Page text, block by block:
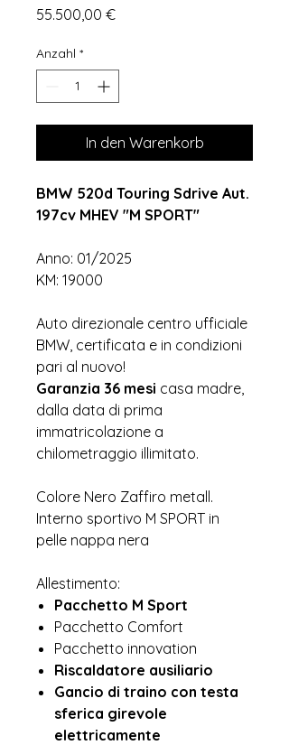
55.500,00 €Preis
Anzahl *
In den Warenkorb
BMW 520d Touring Sdrive Aut.
197cv MHEV "M SPORT"
Anno: 01/2025
KM: 19000
Auto direzionale centro ufficiale
BMW, certificata e in condizioni
pari al nuovo!
Garanzia 36 mesi casa madre,
dalla data di prima
immatricolazione a
chilometraggio illimitato.
Colore Nero Zaffiro metall.
Interno sportivo M SPORT in
pelle nappa nera
Allestimento:
Pacchetto M Sport
Pacchetto Comfort
Pacchetto innovation
Riscaldatore ausiliario
Gancio di traino con testa
sferica girevole
elettricamente